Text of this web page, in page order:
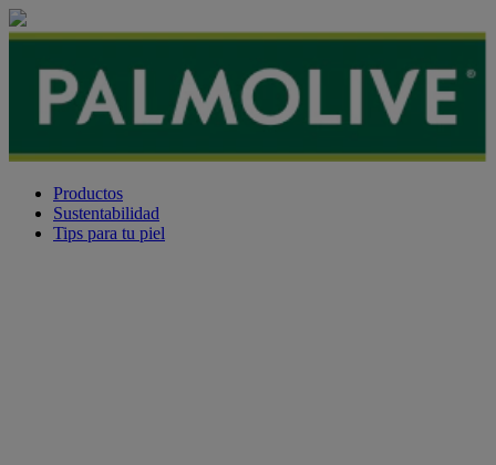
Productos
Sustentabilidad
Tips para tu piel